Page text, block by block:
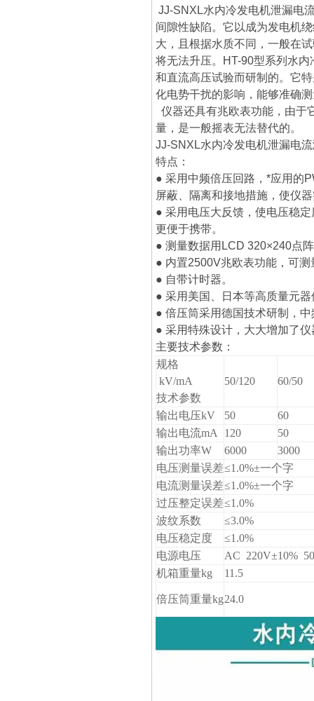
JJ-SNXL水内冷发电机泄漏电
间隙性缺陷。它以成为发电机
大，且根据水质不同，一般在
将无法升压。HT-90型系列水
和直流高压试验而研制的。它
化电势干扰的影响，能够准确
仪器还具有兆欧表功能，由于
量，是一般摇表无法替代的。
JJ-SNXL水内冷发电机泄漏电
特点：
● 采用中频倍压回路，*应用的
屏蔽、隔离和接地措施，使仪
● 采用电压大反馈，使电压稳
更便于携带。
● 测量数据用LCD 320×240点
● 内置2500V兆欧表功能，可
● 自带计时器。
● 采用美国、日本等高质量元
● 倍压筒采用德国技术研制，
● 采用特殊设计，大大增加了
主要技术参数：
规格
kV/mA
技术参数
50/120 60/50
输出电压kV 50
60
输出电流mA
120
50
输出功率W
6000
3000
电压测量误差≤1.0%±一个字
电流测量误差≤1.0%±一个字
过压整定误差≤1.0%
波纹系数
≤3.0%
电压稳定度
≤1.0%
电源电压
AC 220V±10%
机箱重量kg
11.5
倍压筒重量kg24.0